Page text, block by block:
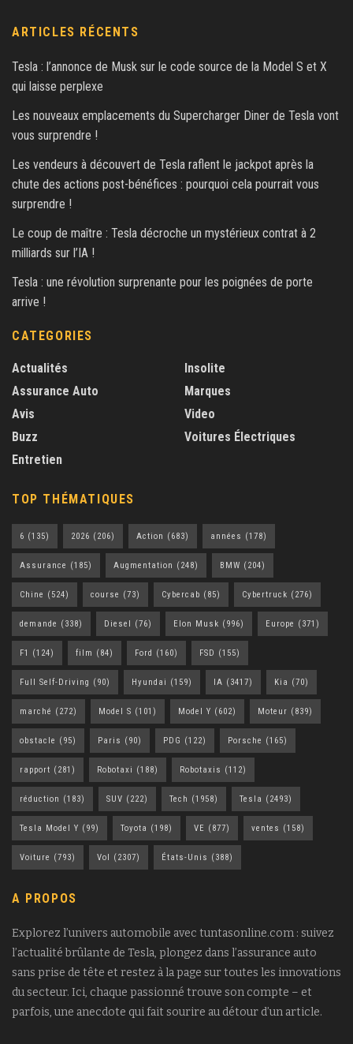
ARTICLES RÉCENTS
Tesla : l’annonce de Musk sur le code source de la Model S et X
qui laisse perplexe
Les nouveaux emplacements du Supercharger Diner de Tesla vont
vous surprendre !
Les vendeurs à découvert de Tesla raflent le jackpot après la
chute des actions post-bénéfices : pourquoi cela pourrait vous
surprendre !
Le coup de maître : Tesla décroche un mystérieux contrat à 2
milliards sur l’IA !
Tesla : une révolution surprenante pour les poignées de porte
arrive !
CATEGORIES
Actualités
Assurance Auto
Avis
Buzz
Entretien
Insolite
Marques
Video
Voitures Électriques
TOP THÉMATIQUES
6 (135) 2026 (206) Action (683) années (178)
Assurance (185) Augmentation (248) BMW (204)
Chine (524) course (73) Cybercab (85) Cybertruck (276)
demande (338) Diesel (76) Elon Musk (996) Europe (371)
F1 (124) film (84) Ford (160) FSD (155)
Full Self-Driving (90) Hyundai (159) IA (3417) Kia (70)
marché (272) Model S (101) Model Y (602) Moteur (839)
obstacle (95) Paris (90) PDG (122) Porsche (165)
rapport (281) Robotaxi (188) Robotaxis (112)
réduction (183) SUV (222) Tech (1958) Tesla (2493)
Tesla Model Y (99) Toyota (198) VE (877) ventes (158)
Voiture (793) Vol (2307) États-Unis (388)
A PROPOS
Explorez l’univers automobile avec tuntasonline.com : suivez
l’actualité brûlante de Tesla, plongez dans l’assurance auto
sans prise de tête et restez à la page sur toutes les innovations
du secteur. Ici, chaque passionné trouve son compte – et
parfois, une anecdote qui fait sourire au détour d’un article.